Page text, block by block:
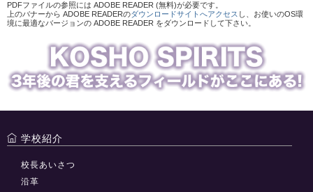
PDFファイルの参照には ADOBE READER (無料)が必要です。
上のバナーから ADOBE READERのダウンロードサイトへアクセス し、お使いのOS環
境に最適なバージョンの ADOBE READER をダウンロードして下さい。
学校紹介
校長あいさつ
沿革